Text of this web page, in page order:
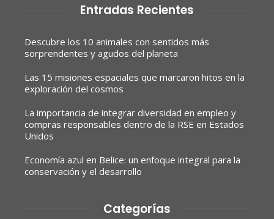
Entradas Recientes
Descubre los 10 animales con sentidos más
sorprendentes y agudos del planeta
Las 15 misiones espaciales que marcaron hitos en la
exploración del cosmos
La importancia de integrar diversidad en empleo y
compras responsables dentro de la RSE en Estados
Unidos
Economía azul en Belice: un enfoque integral para la
conservación y el desarrollo
Categorías